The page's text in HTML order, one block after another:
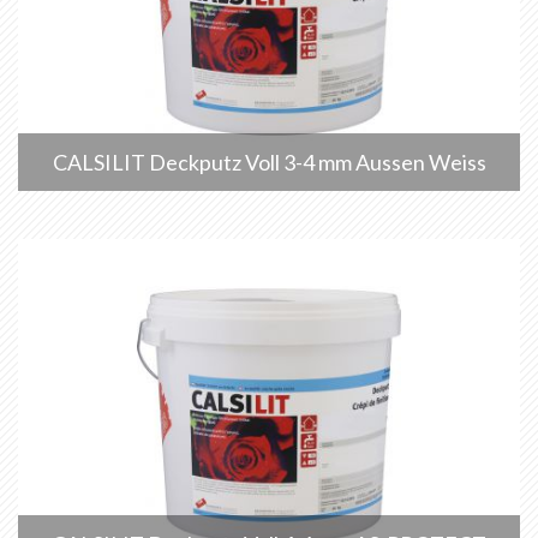
CALSILIT Deckputz Voll 3-4 mm Aussen Weiss